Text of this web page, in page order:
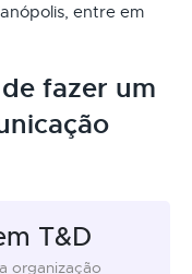
entre em
fazer um
T&D
organização